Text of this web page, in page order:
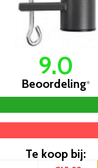
9.0
Beoordeling*
Te koop bij: